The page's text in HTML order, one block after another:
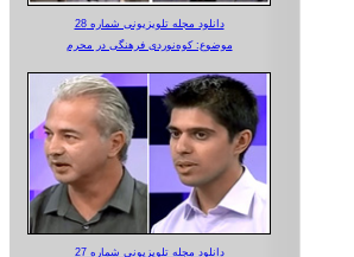
دانلود مجله تلویزیونی شماره 28
موضوع: کوه‌نوردی فرهنگی در محرم
دانلود مجله تلویزیونی شماره 27